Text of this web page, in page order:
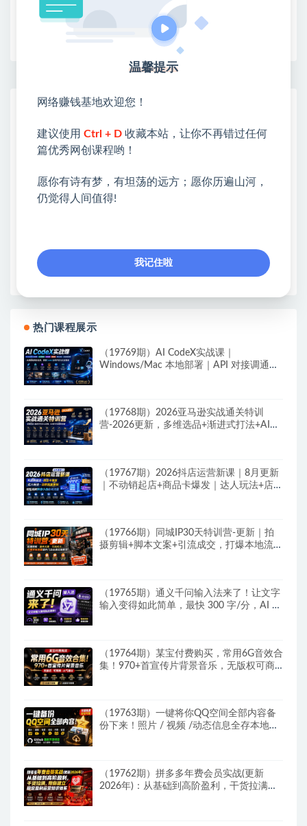
链接
网赚基地简介
站长微信：无
❤本站：本站整合多方资源站，主要面向互联网创业
❤能助您：找项目 + 低成本创业 + 减少信息差 + 见识
各种项目 + 提升网创认知。
❤如果您也依存于互联网，欢迎加入本站会员，将尽
早为您提供丰盛价值。祝您前程似锦！
热门课程展示
（19769期）AI CodeX实战课｜
Windows/Mac 本地部署｜API 对接调通｜
（19768期）2026亚马逊实战通关特训
营-2026更新，多维选品+渐进式打法+AI应
（19767期）2026抖店运营新课｜8月更新
｜不动销起店+商品卡爆发｜达人玩法+店群
（19766期）同城IP30天特训营-更新｜拍
摄剪辑+脚本文案+引流成交，打爆本地流量
（19765期）通义千问输入法来了！让文字
输入变得如此简单，最快 300 字/分，AI 自
（19764期）某宝付费购买，常用6G音效合
集！970+首宣传片背景音乐，无版权可商
（19763期）一键将你QQ空间全部内容备
份下来！照片 / 视频 /动态信息全存本地，
（19762期）拼多多年费会员实战(更新
2026年)：从基础到高阶盈利，干货拉满，
温馨提示
网络赚钱基地欢迎您！
建议使用 Ctrl + D 收藏本站，让你不再错过任何
篇优秀网创课程哟！
愿你有诗有梦，有坦荡的远方；愿你历遍山河，
仍觉得人间值得!
我记住啦